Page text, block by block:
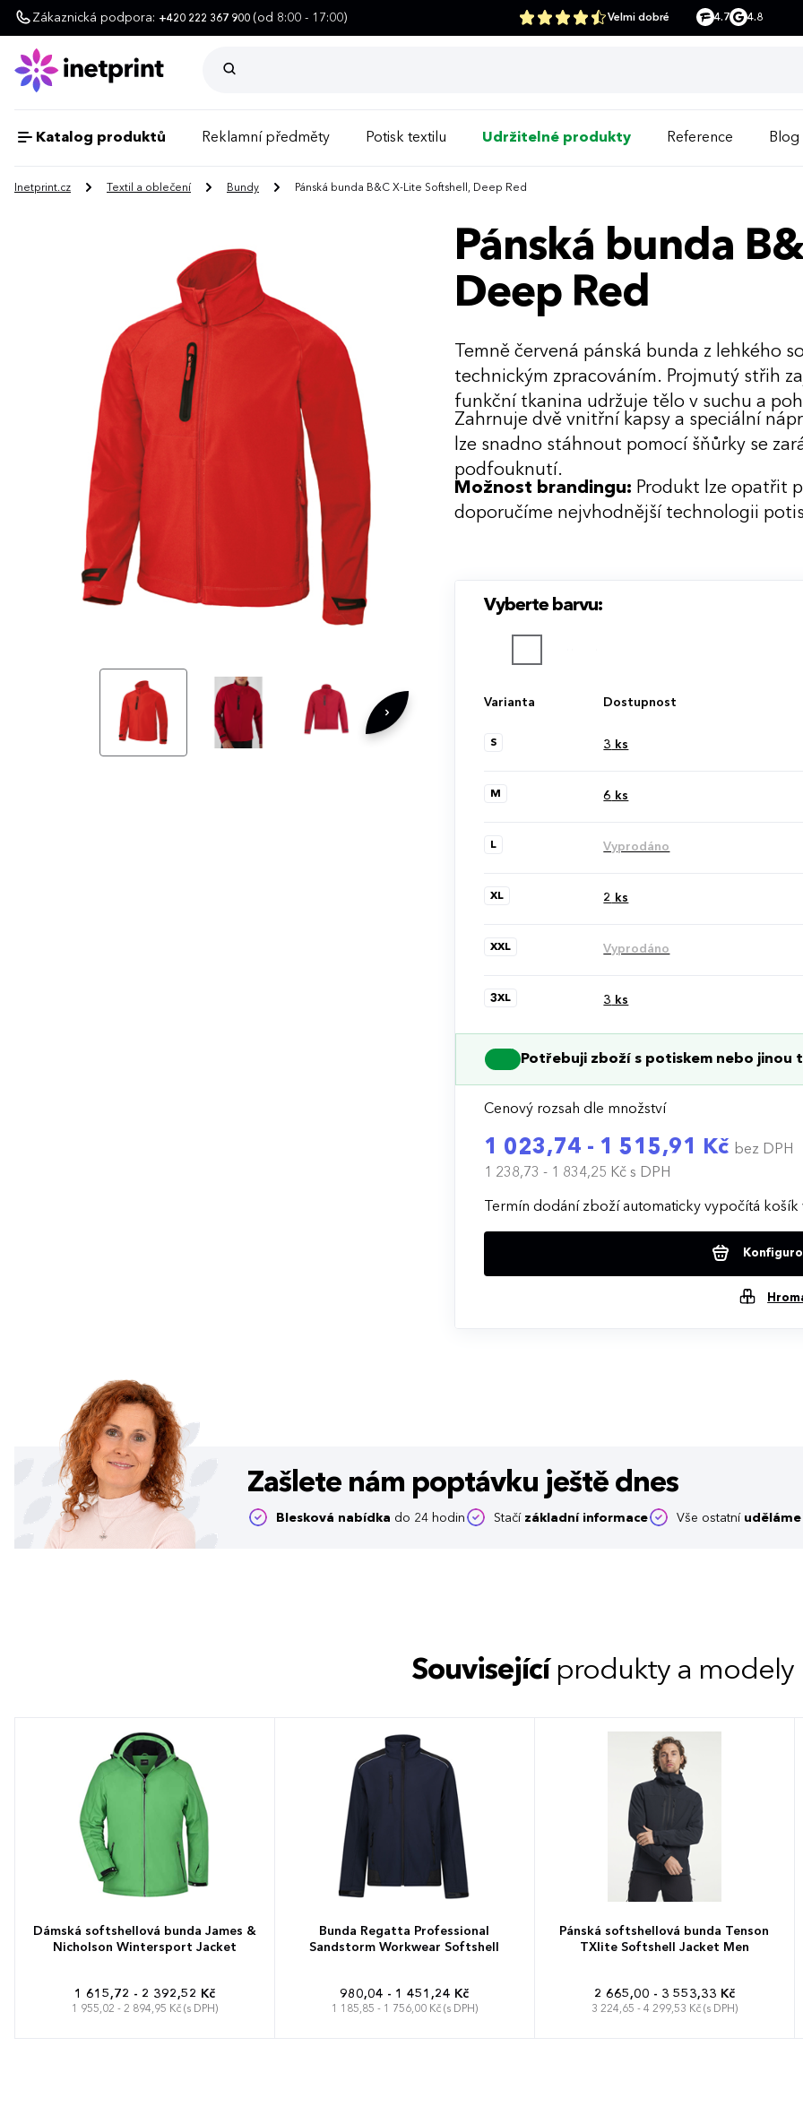
Zákaznická podpora: +420 222 367 900 (od 8:00 - 17:00) Velmi dobré 4.7 4.8
Katalog produktů Reklamní předměty Potisk textilu Udržitelné produkty Reference Blog
Inetprint.cz Textil a oblečení Bundy Pánská bunda B&C X-Lite Softshell, Deep Red
Pánská bunda
Deep Red
Temně červená pánská bunda z lehkého
technickým zpracováním. Projmutý střih
funkční tkanina udržuje tělo v suchu a
Zahrnuje dvě vnitřní kapsy a speciální
lze snadno stáhnout pomocí šňůrky se
podfouknutí.
Možnost brandingu: Produkt lze opatřit
doporučíme nejvhodnější technologii
Vyberte barvu:
Varianta Dostupnost
S 3 ks
M 6 ks
L Vyprodáno
XL 2 ks
XXL Vyprodáno
3XL 3 ks
Potřebuji zboží s potiskem nebo jinou
Cenový rozsah dle množství
1 023,74 - 1 515,91 Kč bez DPH
1 238,73 - 1 834,25 Kčs DPH
Termín dodání zboží automaticky vypočítá
Zašlete nám poptávku ještě dnes
Blesková nabídka do 24 hodin Stačí základní informace Vše ostatní uděláme
Související produkty a modely
Dámská softshellová bunda James &
Nicholson Wintersport Jacket
1 615,72 - 2 392,52 Kč
1 955,02 - 2 894,95 Kč (s DPH)
Bunda Regatta Professional
Sandstorm Workwear Softshell
980,04 - 1 451,24 Kč
1 185,85 - 1 756,00 Kč (s DPH)
Pánská softshellová bunda Tenson
TXlite Softshell Jacket Men
2 665,00 - 3 553,33 Kč
3 224,65 - 4 299,53 Kč (s DPH)